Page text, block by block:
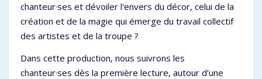
chanteur·ses et dévoiler l'envers du décor, celui de la
création et de la magie qui émerge du travail collectif
des artistes et de la troupe ?
Dans cette production, nous suivrons les
chanteur·ses dès la première lecture, autour d’une